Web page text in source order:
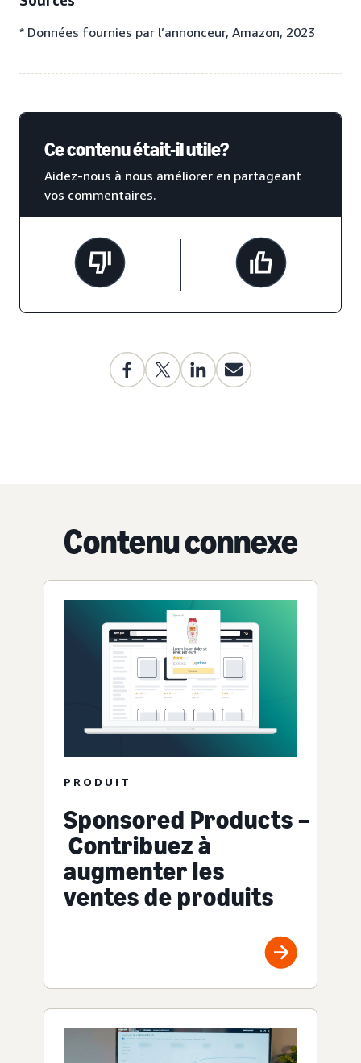
* Données fournies par l’annonceur, Amazon, 2023
Ce contenu était-il utile?
Aidez-nous à nous améliorer en partageant
vos commentaires.
Contenu connexe
PRODUIT
Sponsored Products –
Contribuez à
augmenter les
ventes de produits